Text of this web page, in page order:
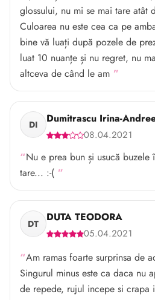
glossului, nu mi se mai tare atât
Culoarea nu este cea ca pe
bine vă luați după pozele de
luat 10 nuanțe și nu regret, nu
altceva de când le am
DI Dumitrascu Irina-
08.04.2021
Nu e prea bun și usucă buzele
tare... :-(
DT DUTA TEODORA
05.04.2021
Am ramas foarte surprinsa de
Singurul minus este ca daca nu
de repede, rujul incepe si crapa